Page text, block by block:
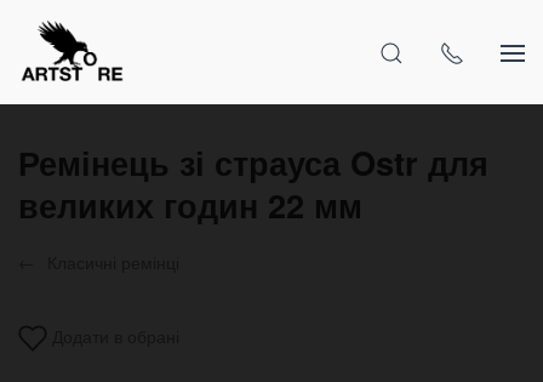
Ремінець зі страуса Ostr для
великих годин 22 мм